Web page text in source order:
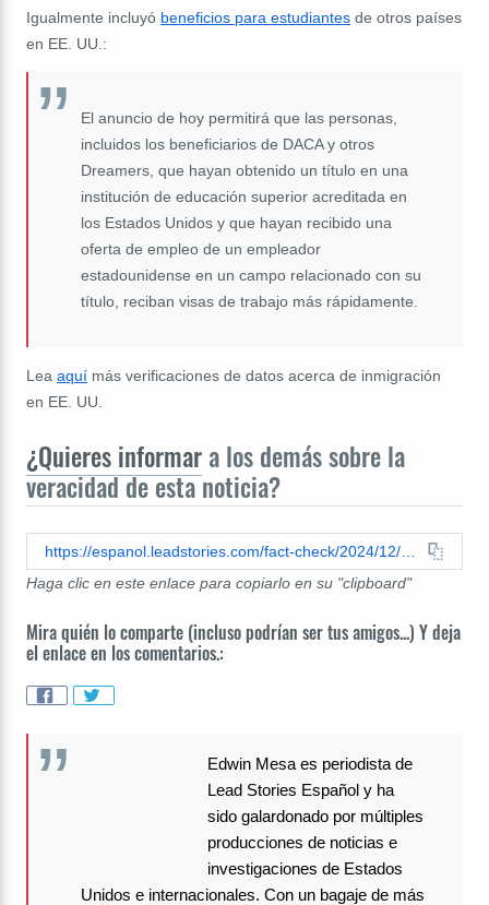
Igualmente incluyó beneficios para estudiantes de otros países
en EE. UU.:
El anuncio de hoy permitirá que las personas,
incluidos los beneficiarios de DACA y otros
Dreamers, que hayan obtenido un título en una
institución de educación superior acreditada en
los Estados Unidos y que hayan recibido una
oferta de empleo de un empleador
estadounidense en un campo relacionado con su
título, reciban visas de trabajo más rápidamente.
Lea aquí más verificaciones de datos acerca de inmigración
en EE. UU.
¿Quieres informar a los demás sobre la
veracidad de esta noticia?
Haga clic en este enlace para copiarlo en su "clipboard"
Mira quién lo comparte (incluso podrían ser tus amigos...) Y deja
el enlace en los comentarios.:
Edwin Mesa es periodista de
Lead Stories Español y ha
sido galardonado por múltiples
producciones de noticias e
investigaciones de Estados
Unidos e internacionales. Con un bagaje de más